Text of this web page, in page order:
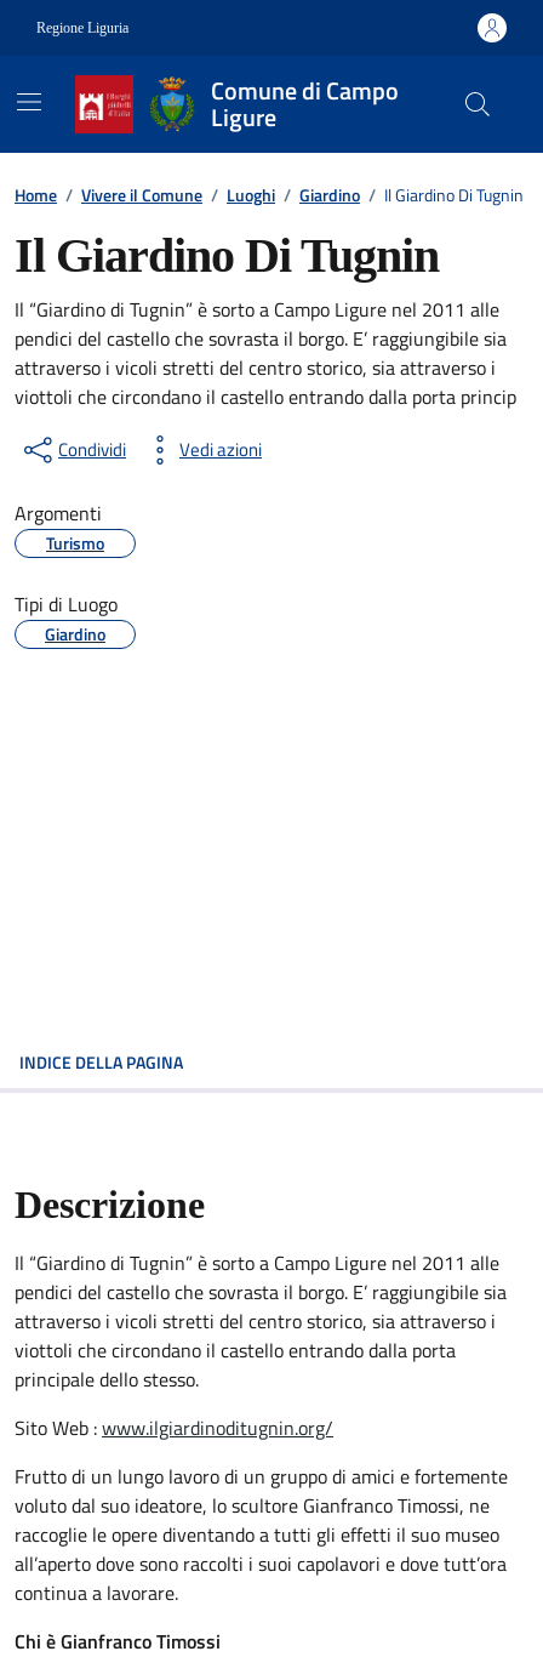
Regione Liguria
Comune di Campo
Ligure
Home / Vivere il Comune / Luoghi / Giardino / Il Giardino Di Tugnin
Il Giardino Di Tugnin
Il “Giardino di Tugnin” è sorto a Campo Ligure nel 2011 alle
pendici del castello che sovrasta il borgo. E’ raggiungibile sia
attraverso i vicoli stretti del centro storico, sia attraverso i
viottoli che circondano il castello entrando dalla porta princip
Condividi Vedi azioni
Argomenti
Turismo
Tipi di Luogo
Giardino
INDICE DELLA PAGINA
Descrizione
Il “Giardino di Tugnin” è sorto a Campo Ligure nel 2011 alle
pendici del castello che sovrasta il borgo. E’ raggiungibile sia
attraverso i vicoli stretti del centro storico, sia attraverso i
viottoli che circondano il castello entrando dalla porta
principale dello stesso.
Sito Web :www.ilgiardinoditugnin.org/
Frutto di un lungo lavoro di un gruppo di amici e fortemente
voluto dal suo ideatore, lo scultore Gianfranco Timossi, ne
raccoglie le opere diventando a tutti gli effetti il suo museo
all’aperto dove sono raccolti i suoi capolavori e dove tutt’ora
continua a lavorare.
Chi è Gianfranco Timossi